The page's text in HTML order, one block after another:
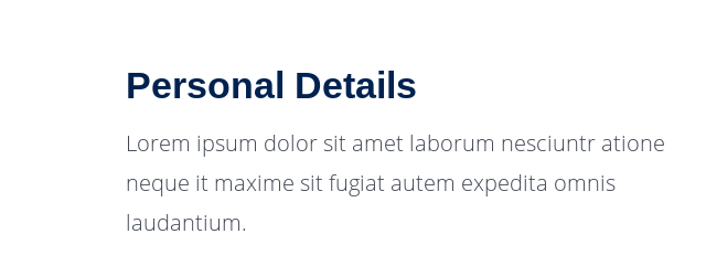
Personal Details
Lorem ipsum dolor sit amet laborum nesciuntr atione
neque it maxime sit fugiat autem expedita omnis
laudantium.